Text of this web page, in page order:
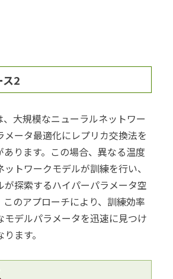
ス2
、大規模なニューラルネットワー
メータ最適化にレプリカ交換法を
ります。この場合、異なる温度
トワークモデルが訓練を行い、
が探索するハイパーパラメータ空
このアプローチにより、訓練効率
モデルパラメータを迅速に見つけ
ます。